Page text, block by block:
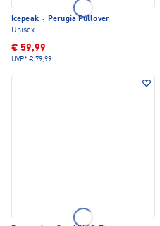
Icepeak · Perugia Pullover
Unisex
€ 59,99
UVP* € 79,99